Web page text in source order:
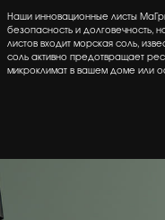
Наши инновационные листы
безопасность и долговечность,
листоввходит морская соль,
соль активно предотвращает
микроклимат в вашем доме или